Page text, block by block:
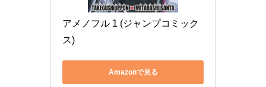
アメノフル 1 (ジャンプコミック
ス)
Amazonで見る